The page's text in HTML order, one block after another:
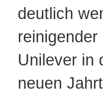
deutlich
Unilever in
neuen